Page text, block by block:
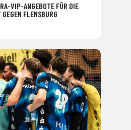
VIP-ANGEBOTE FÜR DIE
FLENSBURG